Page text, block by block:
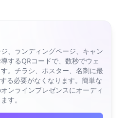
、ランディングページ、キャン
するQRコードで、数秒でウェ
。チラシ、ポスター、名刺に最
る必要がなくなります。簡単な
ンラインプレゼンスにオーディ
す。